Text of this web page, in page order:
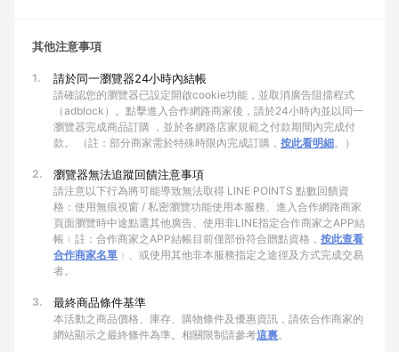
其他注意事項
1. 請於同一瀏覽器24小時內結帳
請確認您的瀏覽器已設定開啟cookie功能，並取消廣告阻擋程式
（adblock）。點擊進入合作網路商家後，請於24小時內並以同一
瀏覽器完成商品訂購 ，並於各網路店家規範之付款期間內完成付
款。 （註：部分商家需於特殊時限內完成訂購， 按此看明細。）
2. 瀏覽器無法追蹤回饋注意事項
請注意以下行為將可能導致無法取得 LINE POINTS 點數回饋資
格：使用無痕視窗 / 私密瀏覽功能使用本服務、進入合作網路商家
頁面瀏覽時中途點選其他廣告、使用非LINE指定合作商家之APP結
帳﹙註：合作商家之APP結帳目前僅部份符合贈點資格， 按此查看
合作商家名單 ﹚、或使用其他非本服務指定之途徑及方式完成交易
者。
3. 最終商品條件基準
本活動之商品價格、庫存、購物條件及優惠資訊，請依合作商家的
網站顯示之最終條件為準。相關限制請參考這裏。